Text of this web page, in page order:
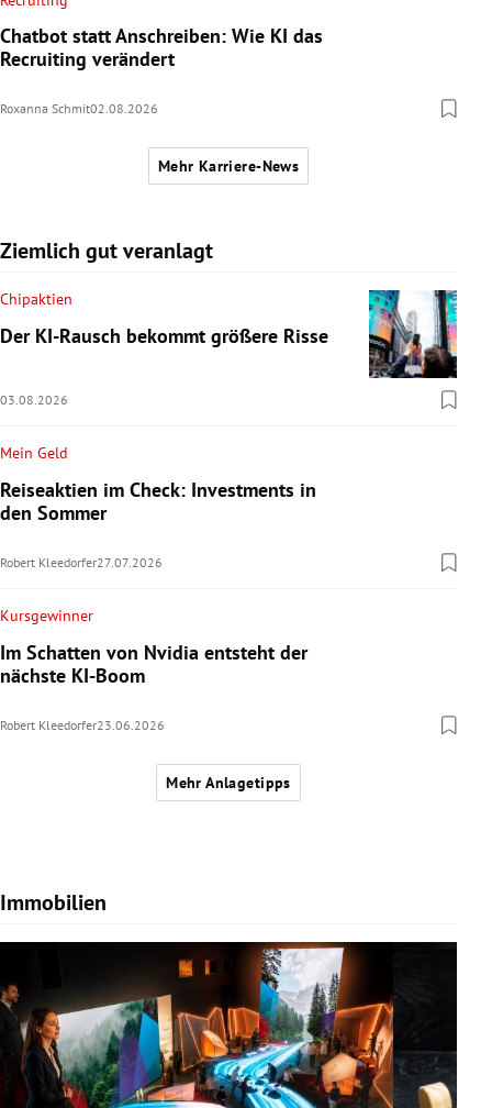
Chatbot statt Anschreiben: Wie KI das
Recruiting verändert
Roxanna Schmit02.08.2026
Mehr Karriere-News
Ziemlich gut veranlagt
Chipaktien
Der KI-Rausch bekommt größere Risse
03.08.2026
Mein Geld
Reiseaktien im Check: Investments in
den Sommer
Robert Kleedorfer27.07.2026
Kursgewinner
Im Schatten von Nvidia entsteht der
nächste KI-Boom
Robert Kleedorfer23.06.2026
Mehr Anlagetipps
Immobilien
Slide 1 von 7